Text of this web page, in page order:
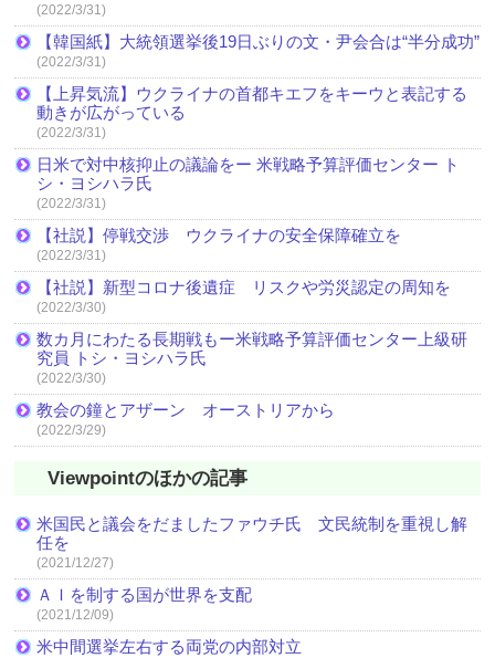
(2022/3/31)
【韓国紙】大統領選挙後19日ぶりの文・尹会合は“半分成功”
(2022/3/31)
【上昇気流】ウクライナの首都キエフをキーウと表記する
動きが広がっている
(2022/3/31)
日米で対中核抑止の議論をー 米戦略予算評価センター ト
シ・ヨシハラ氏
(2022/3/31)
【社説】停戦交渉 ウクライナの安全保障確立を
(2022/3/31)
【社説】新型コロナ後遺症 リスクや労災認定の周知を
(2022/3/30)
数カ月にわたる長期戦もー米戦略予算評価センター上級研
究員 トシ・ヨシハラ氏
(2022/3/30)
教会の鐘とアザーン オーストリアから
(2022/3/29)
Viewpointのほかの記事
米国民と議会をだましたファウチ氏 文民統制を重視し解
任を
(2021/12/27)
ＡＩを制する国が世界を支配
(2021/12/09)
米中間選挙左右する両党の内部対立